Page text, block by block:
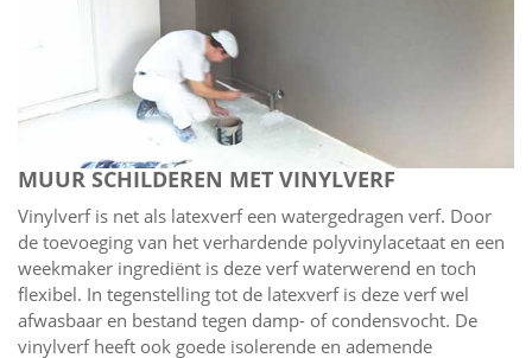
MUUR SCHILDEREN MET VINYLVERF
Vinylverf is net als latexverf een watergedragen verf. Door
de toevoeging van het verhardende polyvinylacetaat en een
weekmaker ingrediënt is deze verf waterwerend en toch
flexibel. In tegenstelling tot de latexverf is deze verf wel
afwasbaar en bestand tegen damp- of condensvocht. De
vinylverf heeft ook goede isolerende en ademende